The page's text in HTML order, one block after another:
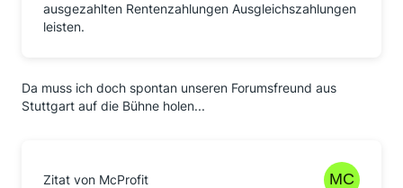
ausgezahlten Rentenzahlungen Ausgleichszahlungen
leisten.
Da muss ich doch spontan unseren Forumsfreund aus
Stuttgart auf die Bühne holen...
Zitat von McProfit